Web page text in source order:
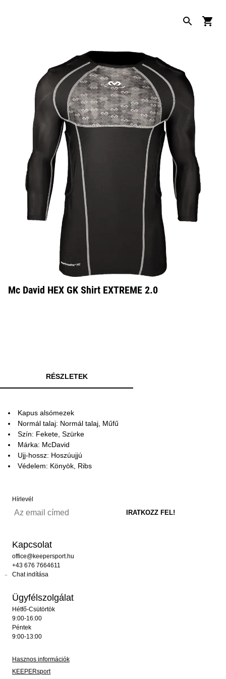
Mc David HEX GK Shirt EXTREME 2.0
RÉSZLETEK
Kapus alsómezek
Normál talaj: Normál talaj, Műfű
Szín: Fekete, Szürke
Márka: McDavid
Ujj-hossz: Hoszúujjú
Védelem: Könyök, Ribs
Hírlevél
Kapcsolat
office@keepersport.hu
+43 676 7664611
Chat indítása
Ügyfélszolgálat
Hétfő-Csütörtök
9:00-16:00
Péntek
9:00-13:00
Hasznos információk
KEEPERsport